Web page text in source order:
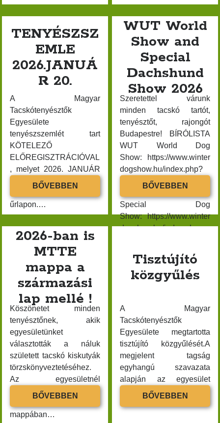
2023 február
2022 november
2022 október
2022 szeptember
2022 augusztus
2022 június
2022 február
2021 december
2021 november
2021 szeptember
TALÁLKOZZUNK
A
TENYÉSZSZ
EMLE
2026.JANUÁ
R 20.
A Magyar
Tacskótenyésztők
Egyesülete
tenyészszemlét tart
KÖTELEZŐ
ELŐREGISZTRÁCIÓVAL
, melyet 2026. JANUÁR
18. , VASÁRNAP éjfélig
űrlapon.…
BŐVEBBENTENYÉSZSZEMLE
2026.JANUÁR
WUT World
Show and
Special
Dachshund
Show 2026
Szeretettel várunk
minden tacskó tartót,
tenyésztőt, rajongót
Budapestre! BÍRÓLISTA
WUT World Dog
Show: https://www.winter
dogshow.hu/index.php?
link=wut2026&m=724
Special Dog
Show: https://www.winter
dogshow.hu/index.php…
BŐVEBBENWUT
WORLD
SHOW
AND
SHOW
2026
2026-ban is
MTTE
mappa a
származási
lap mellé !
Köszönetet minden
tenyésztőnek, akik
egyesületünket
választották a náluk
született tacskó kiskutyák
törzskönyveztetéséhez.
Az egyesületnél
törzskönyvezett kiskutyák
mappában…
BŐVEBBEN2026-
BAN
Tisztújító
közgyűlés
A Magyar
Tacskótenyésztők
Egyesülete megtartotta
tisztújító közgyűlését.A
megjelent tagság
egyhangú szavazata
alapján az egyesület
vezetősége az alábbiak
BŐVEBBEN